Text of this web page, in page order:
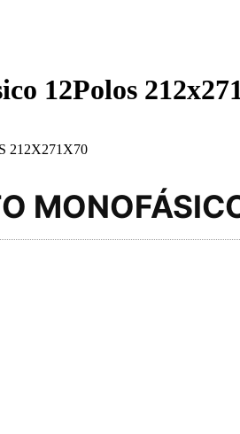
12Polos
212X271X70